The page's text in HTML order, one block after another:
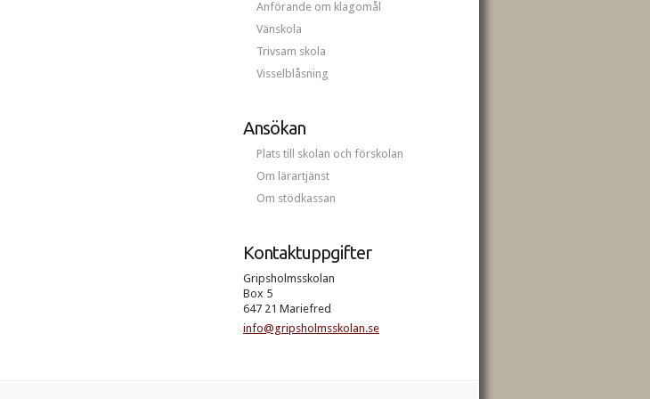
Anförande om klagomål
Vänskola
Trivsam skola
Visselblåsning
Ansökan
Plats till skolan och förskolan
Om lärartjänst
Om stödkassan
Kontaktuppgifter
Gripsholmsskolan
Box 5
647 21 Mariefred
info@gripsholmsskolan.se